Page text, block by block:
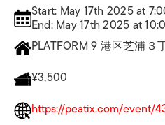
Start: May 17th 2025 at
End: May 17th 2025 at
PLATFORM 9 港区芝浦３
¥3,500
https://peatix.com/event/